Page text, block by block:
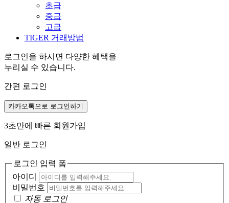
초급
중급
고급
TIGER 거래방법
로그인을 하시면 다양한 혜택을
누리실 수 있습니다.
간편 로그인
카카오톡으로 로그인하기
3초만에 빠른 회원가입
일반 로그인
로그인 입력 폼
아이디
비밀번호
자동 로그인